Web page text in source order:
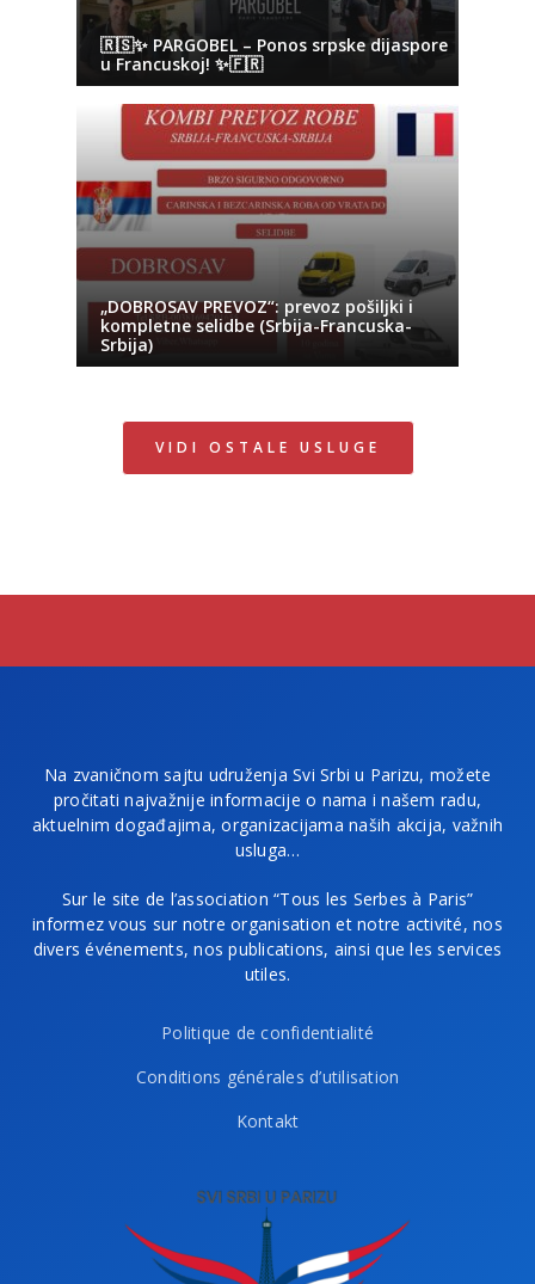
🇷🇸✨ PARGOBEL – Ponos srpske dijaspore
u Francuskoj! ✨🇫🇷
„DOBROSAV PREVOZ“: prevoz pošiljki i
kompletne selidbe (Srbija-Francuska-
Srbija)
VIDI OSTALE USLUGE
Na zvaničnom sajtu udruženja Svi Srbi u Parizu, možete
pročitati najvažnije informacije o nama i našem radu,
aktuelnim događajima, organizacijama naših akcija, važnih
usluga…
Sur le site de l’association “Tous les Serbes à Paris”
informez vous sur notre organisation et notre activité, nos
divers événements, nos publications, ainsi que les services
utiles.
Politique de confidentialité
Conditions générales d’utilisation
Kontakt